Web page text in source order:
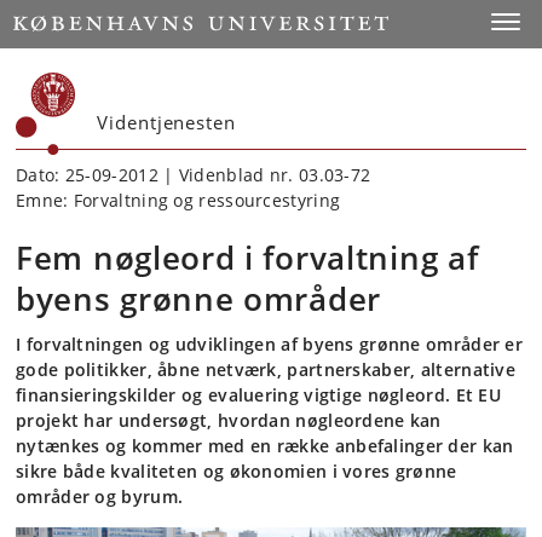
Start
Videntjenesten
Dato: 25-09-2012 | Videnblad nr. 03.03-72
Emne: Forvaltning og ressourcestyring
Fem nøgleord i forvaltning af
byens grønne områder
I forvaltningen og udviklingen af byens grønne områder er
gode politikker, åbne netværk, partnerskaber, alternative
finansieringskilder og evaluering vigtige nøgleord. Et EU
projekt har undersøgt, hvordan nøgleordene kan
nytænkes og kommer med en række anbefalinger der kan
sikre både kvaliteten og økonomien i vores grønne
områder og byrum.